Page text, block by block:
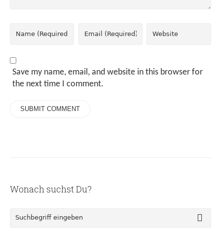
Save my name, email, and website in this browser for
the next time I comment.
Wonach suchst Du?